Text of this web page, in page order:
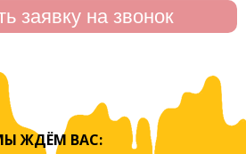
ЖДЁМ ВАС: